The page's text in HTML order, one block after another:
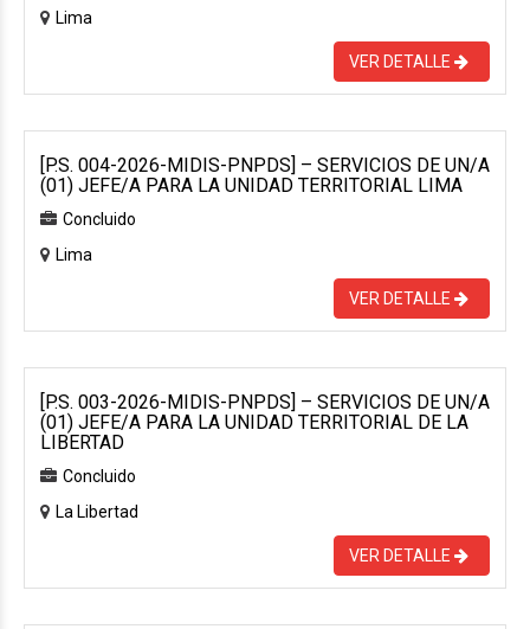
Lima
VER DETALLE
[P.S. 004-2026-MIDIS-PNPDS] – SERVICIOS DE UN/A
(01) JEFE/A PARA LA UNIDAD TERRITORIAL LIMA
Concluido
Lima
VER DETALLE
[P.S. 003-2026-MIDIS-PNPDS] – SERVICIOS DE UN/A
(01) JEFE/A PARA LA UNIDAD TERRITORIAL DE LA
LIBERTAD
Concluido
La Libertad
VER DETALLE